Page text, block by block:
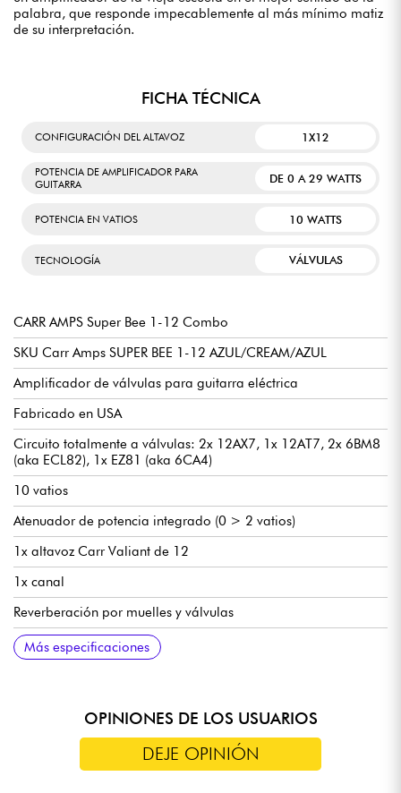
palabra, que responde impecablemente al más mínimo matiz
de su interpretación.
FICHA TÉCNICA
CONFIGURACIÓN DEL ALTAVOZ 1X12
POTENCIA DE AMPLIFICADOR PARA
GUITARRA
DE 0 A 29 WATTS
POTENCIA EN VATIOS 10 WATTS
TECNOLOGÍA VÁLVULAS
CARR AMPS Super Bee 1-12 Combo
SKU Carr Amps SUPER BEE 1-12 AZUL/CREAM/AZUL
Amplificador de válvulas para guitarra eléctrica
Fabricado en USA
Circuito totalmente a válvulas: 2x 12AX7, 1x 12AT7, 2x 6BM8
(aka ECL82), 1x EZ81 (aka 6CA4)
10 vatios
Atenuador de potencia integrado (0 > 2 vatios)
1x altavoz Carr Valiant de 12
1x canal
Reverberación por muelles y válvulas
Controles: volumen, agudos, medios, graves, reverberación,
atenuador
Interruptor Sting de 3 posiciones 64/68/72 (configuración de
ecualizador/ganancia)
Caja de pino macizo
21" x 17,5" x 9" / 53,34 x 44,45 x 22,86 cm
18,14 kg
Manual en inglés: https://urlz.fr/k6yN
Más especificaciones
OPINIONES DE LOS USUARIOS
DEJE OPINIÓN